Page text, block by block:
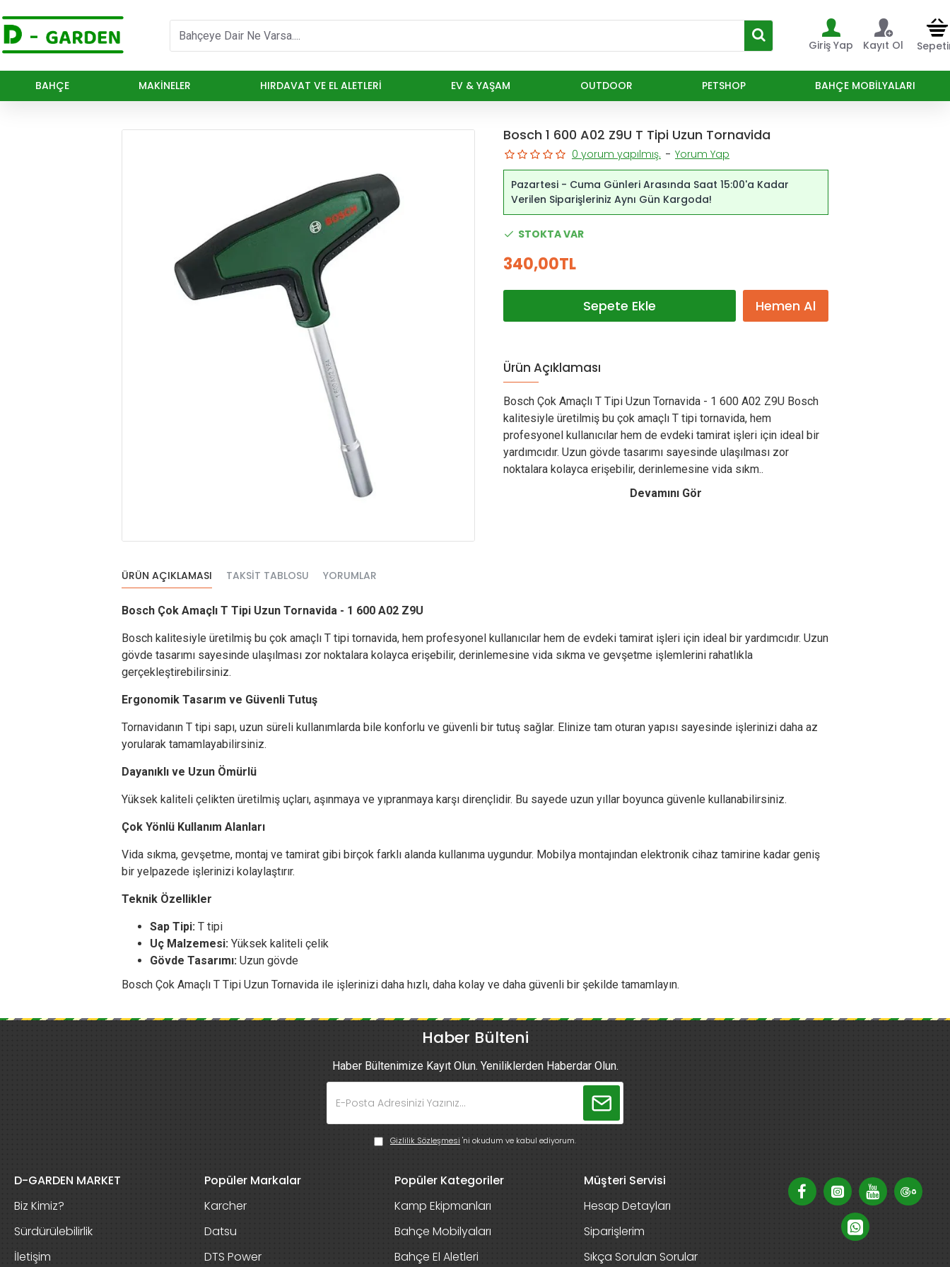
Giriş Yap Kayıt Ol
BAHÇE MAKINELER HIRDAVAT VE EL ALETLERI EV & YAŞAM OUTDOOR PETSHOP BAHÇE MOBILYALARI
Bosch 1 600 A02 Z9U T Tipi Uzun Tornavida
Pazartesi - Cuma Günleri Arasında Saat 15:00'a Kadar
Verilen Siparişleriniz Aynı Gün Kargoda!
STOKTA VAR
0 yorum yapılmış. - Yorum Yap
340,00TL
Sepete Ekle Hemen Al
Ürün Açıklaması
Bosch Çok Amaçlı T Tipi Uzun Tornavida - 1 600 A02 Z9U Bosch
kalitesiyle üretilmiş bu çok amaçlı T tipi tornavida, hem
profesyonel kullanıcılar hem de evdeki tamirat işleri için ideal bir
yardımcıdır. Uzun gövde tasarımı sayesinde ulaşılması zor
noktalara kolayca erişebilir, derinlemesine vida sıkm..
Devamını Gör
ÜRÜN AÇIKLAMASI TAKSIT TABLOSU YORUMLAR
Bosch Çok Amaçlı T Tipi Uzun Tornavida - 1 600 A02 Z9U
Bosch kalitesiyle üretilmiş bu çok amaçlı T tipi tornavida, hem profesyonel kullanıcılar hem de evdeki tamirat işleri için ideal bir yardımcıdır. Uzun
gövde tasarımı sayesinde ulaşılması zor noktalara kolayca erişebilir, derinlemesine vida sıkma ve gevşetme işlemlerini rahatlıkla
gerçekleştirebilirsiniz.
Ergonomik Tasarım ve Güvenli Tutuş
Tornavidanın T tipi sapı, uzun süreli kullanımlarda bile konforlu ve güvenli bir tutuş sağlar. Elinize tam oturan yapısı sayesinde işlerinizi daha az
yorularak tamamlayabilirsiniz.
Dayanıklı ve Uzun Ömürlü
Yüksek kaliteli çelikten üretilmiş uçları, aşınmaya ve yıpranmaya karşı dirençlidir. Bu sayede uzun yıllar boyunca güvenle kullanabilirsiniz.
Çok Yönlü Kullanım Alanları
Vida sıkma, gevşetme, montaj ve tamirat gibi birçok farklı alanda kullanıma uygundur. Mobilya montajından elektronik cihaz tamirine kadar geniş
bir yelpazede işlerinizi kolaylaştırır.
Teknik Özellikler
Sap Tipi: T tipi
Uç Malzemesi: Yüksek kaliteli çelik
Gövde Tasarımı: Uzun gövde
Bosch Çok Amaçlı T Tipi Uzun Tornavida ile işlerinizi daha hızlı, daha kolay ve daha güvenli bir şekilde tamamlayın.
Haber Bülteni
Haber Bültenimize Kayıt Olun. Yeniliklerden Haberdar Olun.
Gizlilik Sözleşmesi 'ni okudum ve kabul ediyorum.
D-GARDEN MARKET
Biz Kimiz?
Sürdürülebilirlik
İletişim
Popüler Markalar
Karcher
Datsu
DTS Power
Popüler Kategoriler
Kamp Ekipmanları
Bahçe Mobilyaları
Bahçe El Aletleri
Müşteri Servisi
Hesap Detayları
Siparişlerim
Sıkça Sorulan Sorular